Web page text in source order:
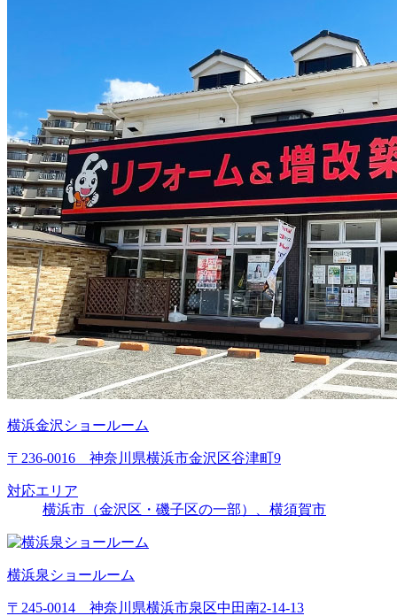
横浜金沢ショールーム
〒236-0016 神奈川県横浜市金沢区谷津町9
対応エリア
横浜市（金沢区・磯子区の一部）、横須賀市
横浜泉ショールーム
〒245-0014 神奈川県横浜市泉区中田南2-14-13